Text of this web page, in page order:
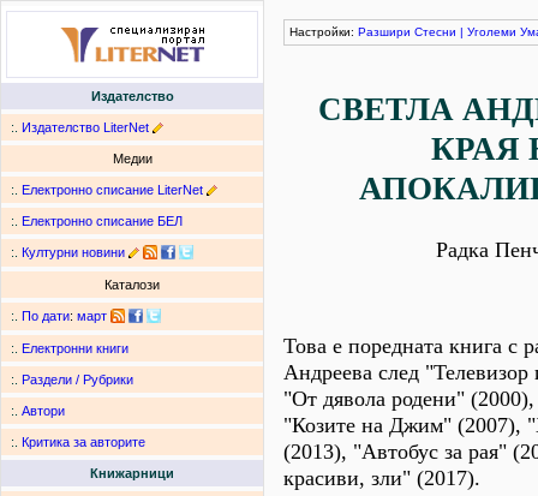
Издателство
:. Издателство LiterNet
Медии
:. Електронно списание LiterNet
:. Електронно списание БЕЛ
:. Културни новини
Каталози
:. По дати: март
:. Електронни книги
:. Раздели / Рубрики
:. Автори
:. Критика за авторите
Книжарници
Настройки: Разшири Стесни | Уголеми
СВЕТЛА
КРАЯ
Радка
Това е поредната книга с
Андреева след
"От дявола родени"
"Козите на Джим" (2007),
(2013), "Автобус за рая"
красиви, зли" (2017).